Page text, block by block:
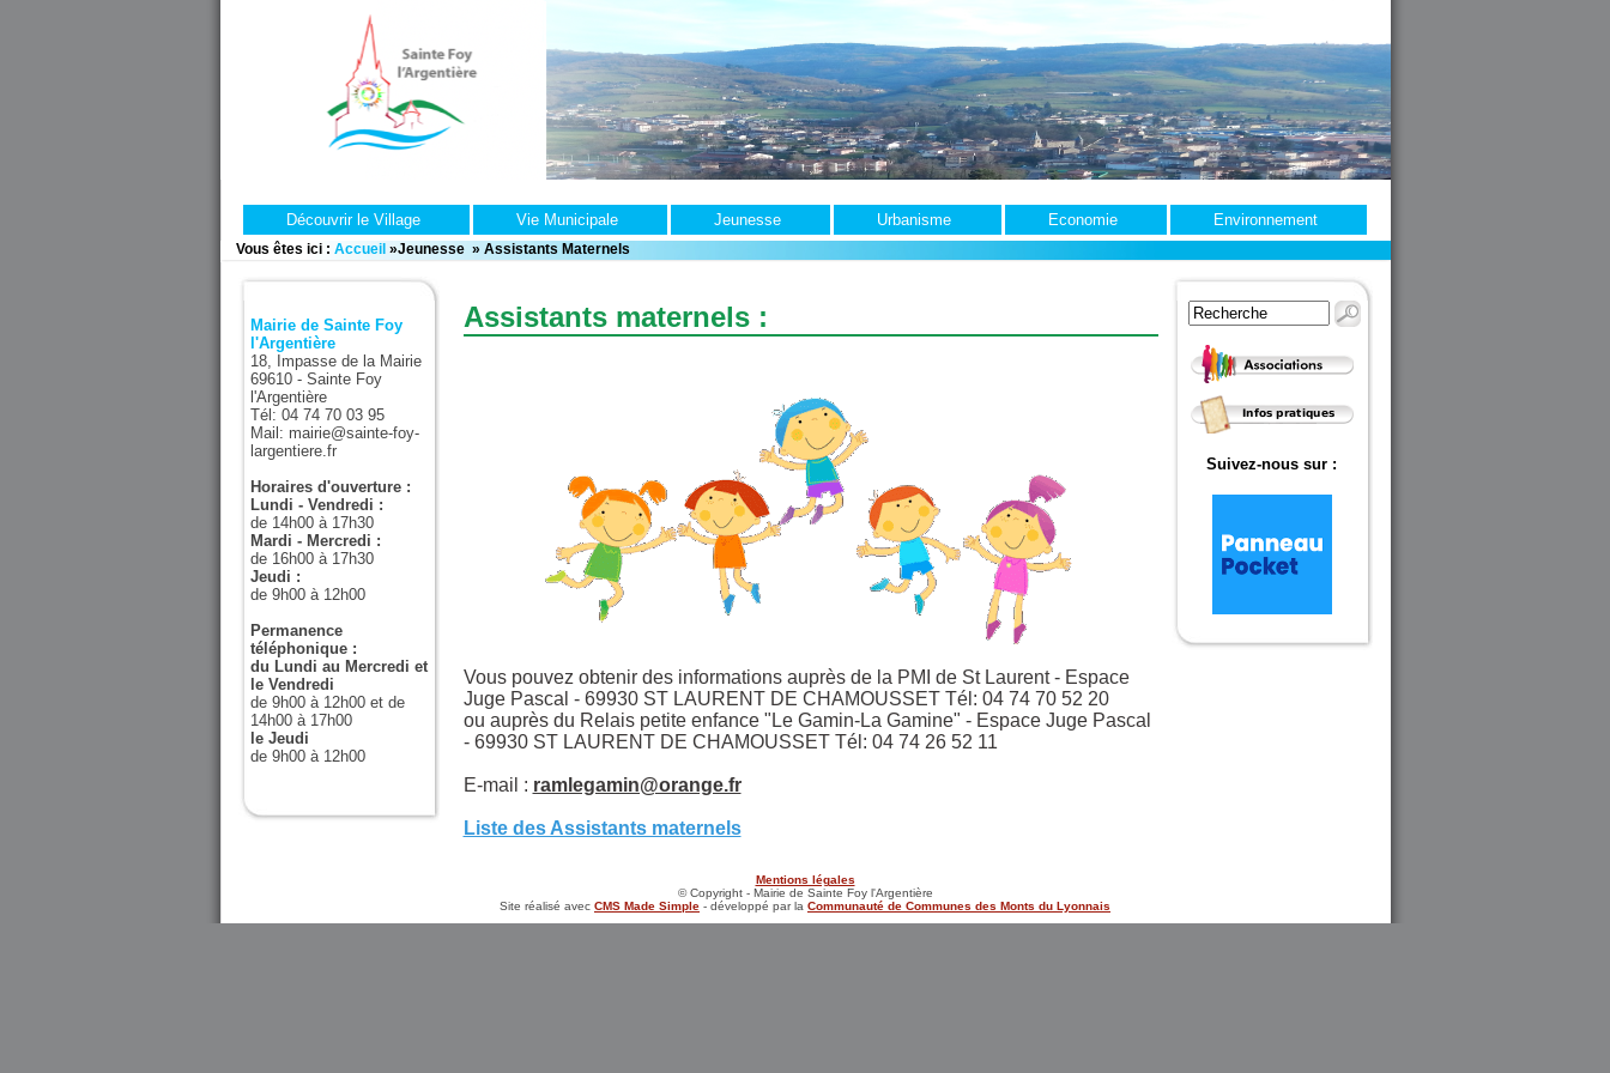
Découvrir le Village Vie Municipale Jeunesse Urbanisme Economie Environnement
Vous êtes ici : Accueil »Jeunesse » Assistants Maternels
Mairie de Sainte Foy
l'Argentière
18, Impasse de la Mairie
69610 - Sainte Foy
l'Argentière
Tél: 04 74 70 03 95
Mail: mairie@sainte-foy-
largentiere.fr
Horaires d'ouverture :
Lundi - Vendredi :
de 14h00 à 17h30
Mardi - Mercredi :
de 16h00 à 17h30
Jeudi :
de 9h00 à 12h00
Permanence
téléphonique :
du Lundi au Mercredi et
le Vendredi
de 9h00 à 12h00 et de
14h00 à 17h00
le Jeudi
de 9h00 à 12h00
Assistants maternels :
Vous pouvez obtenir des informations auprès de la PMI de St Laurent - Espace
Juge Pascal - 69930 ST LAURENT DE CHAMOUSSET Tél: 04 74 70 52 20
ou auprès du Relais petite enfance "Le Gamin-La Gamine" - Espace Juge Pascal
- 69930 ST LAURENT DE CHAMOUSSET Tél: 04 74 26 52 11
E-mail : ramlegamin@orange.fr
Liste des Assistants maternels
Suivez-nous sur :
Mentions légales
© Copyright - Mairie de Sainte Foy l'Argentière
Site réalisé avec CMS Made Simple - développé par la Communauté de Communes des Monts du Lyonnais